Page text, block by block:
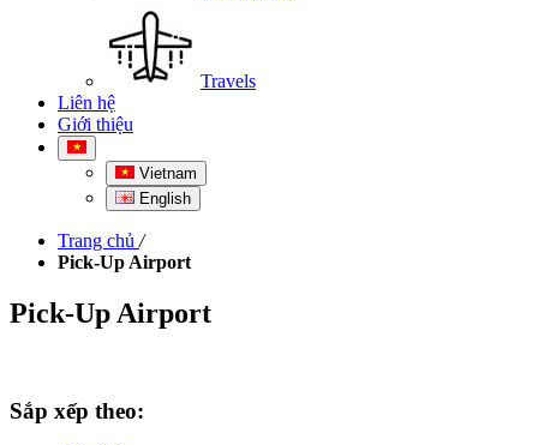
Travels
Liên hệ
Giới thiệu
Vietnam
English
Trang chủ /
Pick-Up Airport
Pick-Up Airport
Sắp xếp theo: